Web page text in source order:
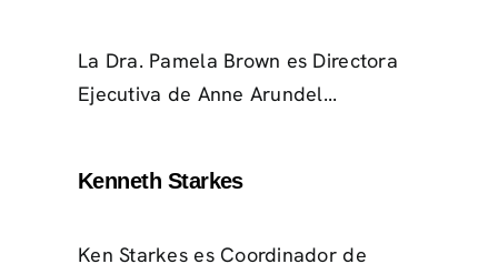
La Dra. Pamela Brown es Directora
Ejecutiva de Anne Arundel...
Kenneth Starkes
Ken Starkes es Coordinador de